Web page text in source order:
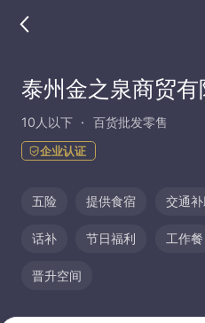
泰州金之泉商贸有
10人以下 百货批发零售
企业认证
五险 提供食宿 交通补
话补 节日福利 工作餐
晋升空间